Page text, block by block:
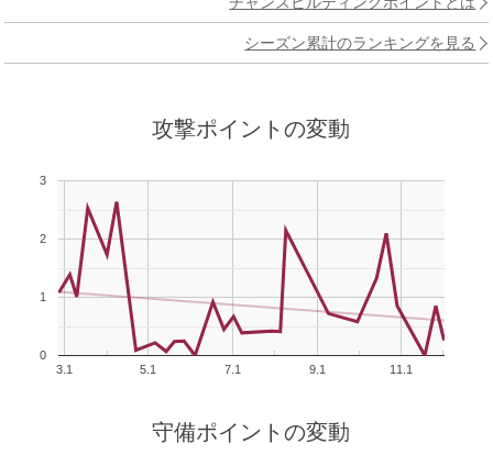
シーズン累計のランキングを見る
攻撃ポイントの変動
3.1 5.1 7.1 9.1 11.1
0
1
2
3
守備ポイントの変動